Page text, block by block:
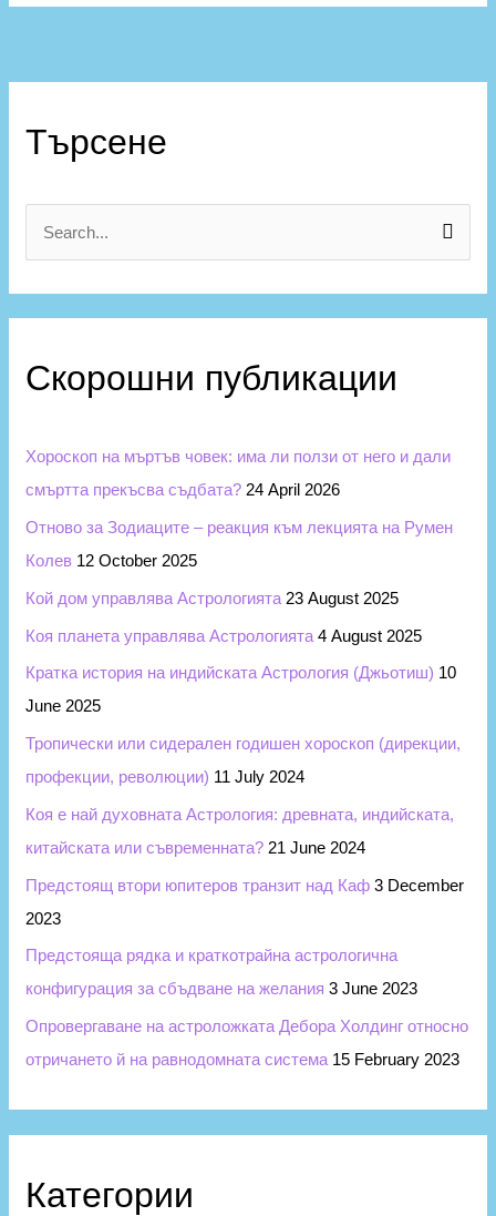
Търсене
c
:
Скорошни публикации
Хороскоп на мъртъв човек: има ли ползи от него и дали
смъртта прекъсва съдбата? 24 April 2026
Отново за Зодиаците – реакция към лекцията на Румен
Колев 12 October 2025
Кой дом управлява Астрологията 23 August 2025
Коя планета управлява Астрологията 4 August 2025
Кратка история на индийската Астрология (Джьотиш) 10
June 2025
Тропически или сидерален годишен хороскоп (дирекции,
профекции, революции) 11 July 2024
Коя е най духовната Астрология: древната, индийската,
китайската или съвременната? 21 June 2024
Предстоящ втори юпитеров транзит над Каф 3 December
2023
Предстояща рядка и краткотрайна астрологична
конфигурация за сбъдване на желания 3 June 2023
Опровергаване на астроложката Дебора Холдинг относно
отричането й на равнодомната система 15 February 2023
Категории
а
о
р
и